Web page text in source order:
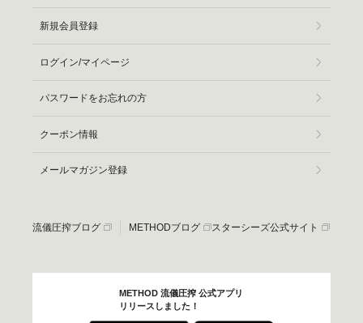
新規会員登録
ログイン/マイページ
パスワードをお忘れの方
クーポン情報
メールマガジン登録
流儀圧搾ブログ METHODブログ スターシーズ公式サイト
METHOD 流儀圧搾 公式アプリ
リリースしました！